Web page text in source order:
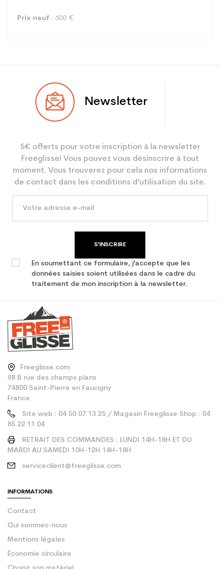
Prix neuf : 600 €
Utilisateur Mixte
Coloris Bleu
En achetant d'occasion :
Economie CO² (en kg)
3.9
Newsletter
5€ offerts pour votre inscription à la newsletter
Freeglisse! Vous pouvez vous désinscrire à tout
moment. Vous trouverez pour cela nos informations
de contact dans les conditions d'utilisation du site.
S'INSCRIRE
En soumettant ce formulaire, j'accepte que les
données saisies soient utilisées dans le cadre du
traitement de mon inscription à la newsletter.
Freeglisse.com
98 B rue des champs plans
74800 Saint-Pierre en Faucigny
France
Site web : 04 50 07 13 25 / Magasin Freeglisse Shop : 04
85 22 11 04
RETRAIT DES COMMANDES : LUNDI 14H-18H ET DU
MARDI AU SAMEDI 10H-12H 14H-18H
serviceclient@freeglisse.com
INFORMATIONS
Contact
Qui sommes-nous
Mentions légales
Économie circulaire